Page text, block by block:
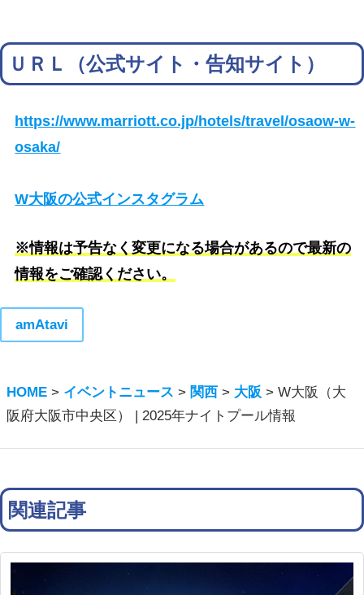
ＵＲＬ（公式サイト・告知サイト）
https://www.marriott.co.jp/hotels/travel/osaow-w-
osaka/
W大阪の公式インスタグラム
※情報は予告なく変更になる場合があるので最新の
情報をご確認ください。
amAtavi
HOME > イベントニュース > 関西 > 大阪 >W大阪（大
阪府大阪市中央区） | 2025年ナイトプール情報
関連記事